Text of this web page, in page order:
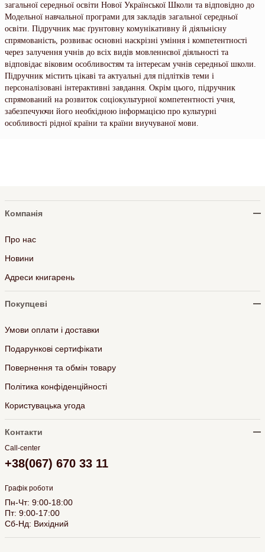
загальної середньої освіти Нової Української Школи та відповідно до
Модельної навчальної програми для закладів загальної середньої
освіти. Підручник має ґрунтовну комунікативну й діяльнісну
спрямованість, розвиває основні наскрізні уміння і компетентності
через залучення учнів до всіх видів мовленнєвої діяльності та
відповідає віковим особливостям та інтересам учнів середньої школи.
Підручник містить цікаві та актуальні для підлітків теми і
персоналізовані інтерактивні завдання. Окрім цього, підручник
спрямований на розвиток соціокультурної компетентності учня,
забезпечуючи його необхідною інформацією про культурні
особливості рідної країни та країни виучуваної мови.
Компанія
Про нас
Новини
Адреси книгарень
Покупцеві
Умови оплати і доставки
Подарункові сертифікати
Повернення та обмін товару
Політика конфіденційності
Користувацька угода
Контакти
Call-center
+38(067) 670 33 11
Графік роботи
Пн-Чт: 9:00-18:00
Пт: 9:00-17:00
Сб-Нд: Вихідний